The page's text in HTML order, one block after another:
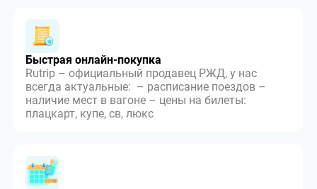
Быстрая онлайн-покупка
Rutrip – официальный продавец РЖД, у нас
всегда актуальные: – расписание поездов –
наличие мест в вагоне – цены на билеты:
плацкарт, купе, св, люкс